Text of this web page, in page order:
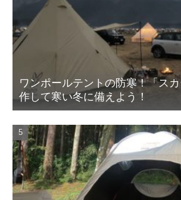
ワンポールテントの防寒！「ス
作して寒い冬に備えよう！